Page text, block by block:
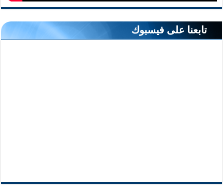
تابعنا على فيسبوك